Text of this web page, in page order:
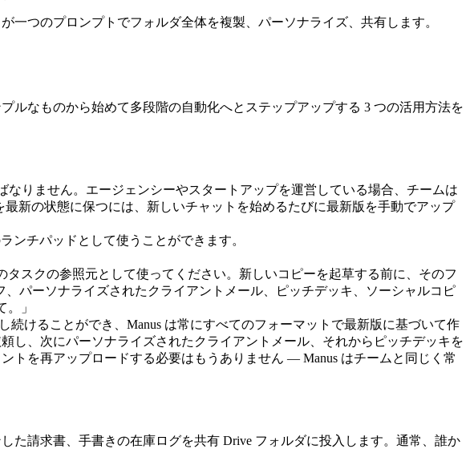
が一つのプロンプトでフォルダ全体を複製、パーソナライズ、共有します。
ルなものから始めて多段階の自動化へとステップアップする 3 つの活用方法を
りません。エージェンシーやスタートアップを運営している場合、チームは
新の状態に保つには、新しいチャットを始めるたびに最新版を手動でアップ
ンチパッドとして使うことができます。
タスクの参照元として使ってください。新しいコピーを起草する前に、そのフ
、パーソナライズされたクライアントメール、ピッチデッキ、ソーシャルコピ
」
けることができ、Manus は常にすべてのフォーマットで最新版に基づいて作
し、次にパーソナライズされたクライアントメール、それからピッチデッキを
トを再アップロードする必要はもうありません — Manus はチームと同じく常
た請求書、手書きの在庫ログを共有 Drive フォルダに投入します。通常、誰か